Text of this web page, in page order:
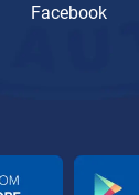
Facebook